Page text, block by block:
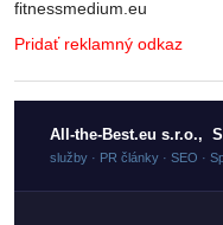
fitnessmedium.eu
Pridať reklamný odkaz
All-the-Best.eu s.r.o.,
služby · PR články · SEO ·